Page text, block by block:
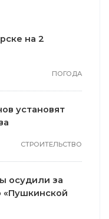
на 2
ПОГОДА
установят
СТРОИТЕЛЬСТВО
осудили за